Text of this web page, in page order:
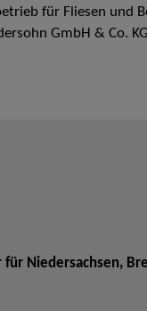
für Fliesen und
GmbH & Co.
Niedersachsen,